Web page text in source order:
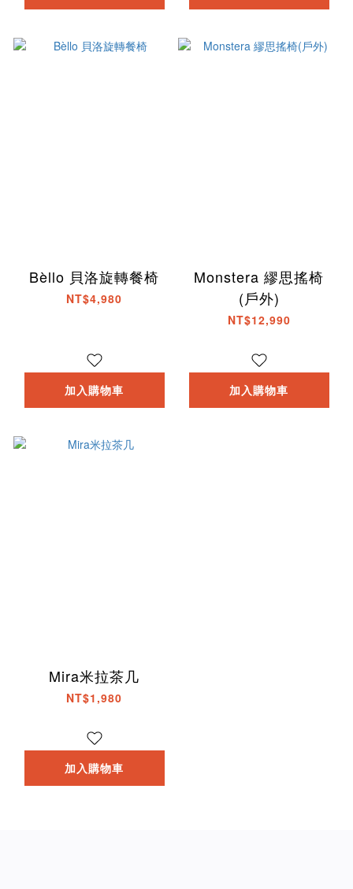
Bèllo 貝洛旋轉餐椅
NT$4,980
加入購物車
Monstera 繆思搖椅
(戶外)
NT$12,990
加入購物車
Mira米拉茶几
NT$1,980
加入購物車